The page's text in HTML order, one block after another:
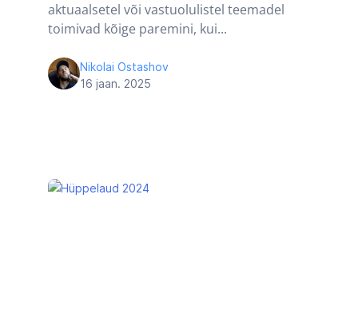
aktuaalsetel või vastuolulistel teemadel
toimivad kõige paremini, kui...
Nikolai Ostashov
16 jaan. 2025